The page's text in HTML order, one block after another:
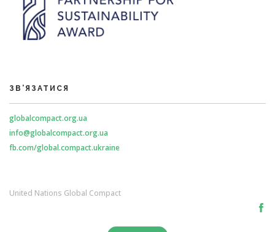
ЗВ’ЯЗАТИСЯ
globalcompact.org.ua
info@globalcompact.org.ua
fb.com/global.compact.ukraine
United Nations Global Compact